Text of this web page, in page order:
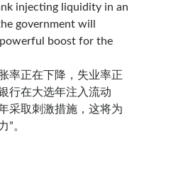
injecting liquidity in an
government will
boost for the
率正在下降，失业率正
行在大选年注入流动
采取刺激措施，这将为
”。